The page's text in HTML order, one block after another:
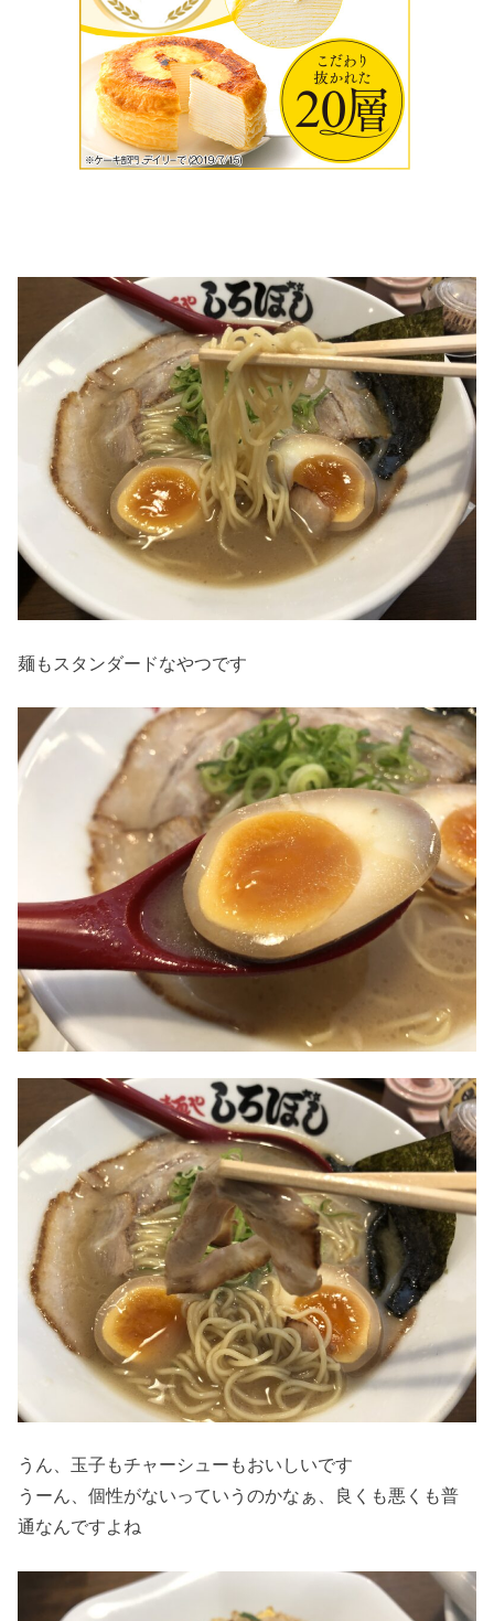
麺もスタンダードなやつです
うん、玉子もチャーシューもおいしいです
うーん、個性がないっていうのかなぁ、良くも悪くも普
通なんですよね